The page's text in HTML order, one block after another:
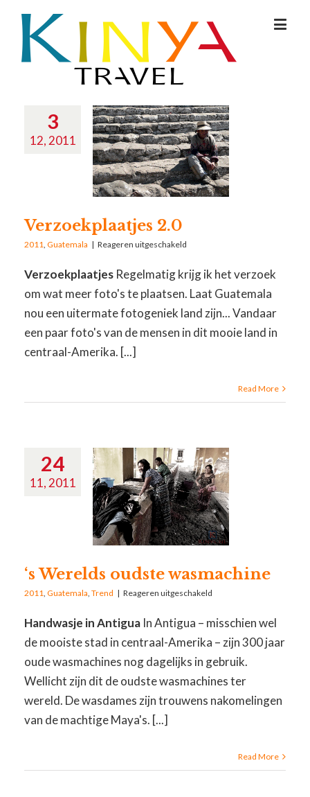
3
12, 2011
Verzoekplaatjes 2.0
2011 ,Guatemala | Reageren uitgeschakeld
Verzoekplaatjes Regelmatig krijg ik het verzoek
om wat meer foto's te plaatsen. Laat Guatemala
nou een uitermate fotogeniek land zijn... Vandaar
een paar foto's van de mensen in dit mooie land in
centraal-Amerika. [...]
Read More
24
11, 2011
‘s Werelds oudste wasmachine
2011 ,Guatemala ,Trend | Reageren uitgeschakeld
Handwasje in Antigua In Antigua – misschien wel
de mooiste stad in centraal-Amerika – zijn 300 jaar
oude wasmachines nog dagelijks in gebruik.
Wellicht zijn dit de oudste wasmachines ter
wereld. De wasdames zijn trouwens nakomelingen
van de machtige Maya's. [...]
Read More